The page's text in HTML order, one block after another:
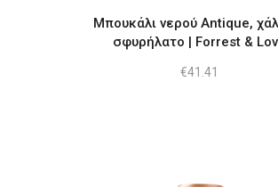
Μπουκάλι νερού Antique,
σφυρήλατο | Forrest &
€41.41